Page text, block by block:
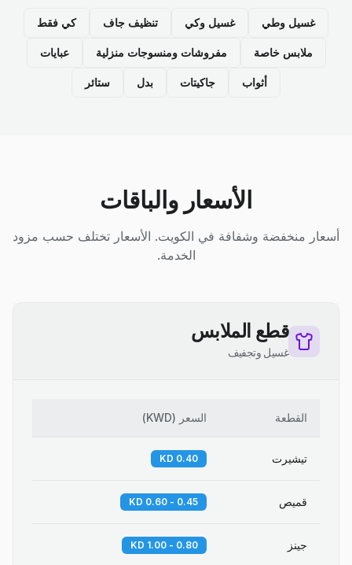
غسيل وطي غسيل وكي تنظيف جاف كي فقط
ملابس خاصة مفروشات ومنسوجات منزلية عبايات
أثواب جاكيتات بدل ستائر
الأسعار والباقات
أسعار منخفضة وشفافة في الكويت. الأسعار تختلف حسب مزود
الخدمة.
قطع الملابس
غسيل وتجفيف
القطعة السعر (
KWD
)
تيشيرت 0.40 KD
قميص 0.45 - 0.60 KD
جينز 0.80 - 1.00 KD